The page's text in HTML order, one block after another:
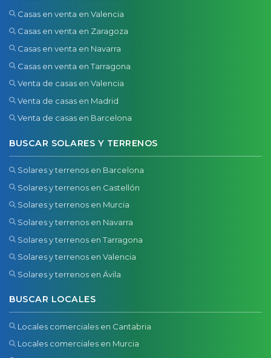
Casas en venta en Valencia
Casas en venta en Zaragoza
Casas en venta en Navarra
Casas en venta en Tarragona
Venta de casas en Valencia
Venta de casas en Madrid
Venta de casas en Barcelona
BUSCAR SOLARES Y TERRENOS
Solares y terrenos en Barcelona
Solares y terrenos en Castellón
Solares y terrenos en Murcia
Solares y terrenos en Navarra
Solares y terrenos en Tarragona
Solares y terrenos en Valencia
Solares y terrenos en Ávila
BUSCAR LOCALES
Locales comerciales en Cantabria
Locales comerciales en Murcia